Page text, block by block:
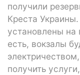
получили
Креста
установлены на
есть, вокзалы
получить